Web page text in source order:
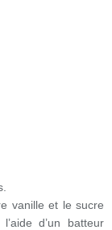
vanille et le sucre
d’un batteur